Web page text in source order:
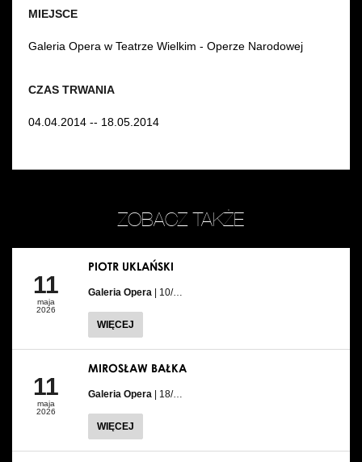
CZAS TRWANIA
04.04.2014 -- 18.05.2014
MIEJSCE
Galeria Opera w Teatrze Wielkim - Operze Narodowej
ZOBACZ TAKŻE
11
maja
2026
PIOTR UKLAŃSKI
Galeria Opera | 10/…
WIĘCEJ
11
maja
2026
MIROSŁAW BAŁKA
Galeria Opera | 18/…
WIĘCEJ